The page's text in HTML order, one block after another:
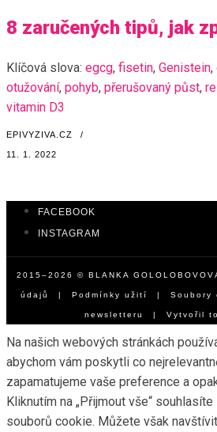
8 zaručených tipů, jak
Klíčová slova: egcg, fisetin, Genistein,
otužování, pohyb, přerušovaný půst,
vitamin D3
EPIVYZIVA.CZ /
11. 1. 2022
FACEBOOK
INSTAGRAM
2015–2026 © BLANKA
údajů | Podmínky užití | Soubory
newsletteru | Vytvořil
Na našich webových stránkách
abychom vám poskytli co
zapamatujeme vaše preference a
Kliknutím na „Přijmout vše“
souborů cookie. Můžete však